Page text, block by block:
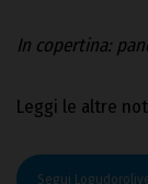
In copertina:
Leggi le altre
Segui